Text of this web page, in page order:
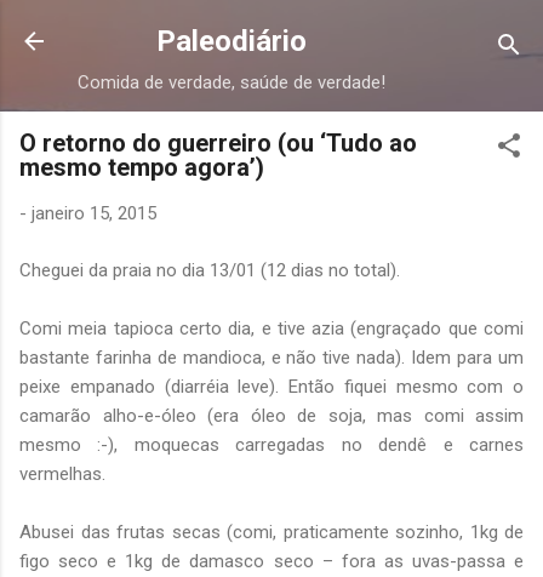
Pular para o conteúdo principal
Paleodiário
Comida de verdade, saúde de verdade!
O retorno do guerreiro (ou ‘Tudo ao
mesmo tempo agora’)
- janeiro 15, 2015
Cheguei da praia no dia 13/01 (12 dias no total).
Comi meia tapioca certo dia, e tive azia (engraçado que comi
bastante farinha de mandioca, e não tive nada). Idem para um
peixe empanado (diarréia leve). Então fiquei mesmo com o
camarão alho-e-óleo (era óleo de soja, mas comi assim
mesmo :-), moquecas carregadas no dendê e carnes
vermelhas.
Abusei das frutas secas (comi, praticamente sozinho, 1kg de
figo seco e 1kg de damasco seco – fora as uvas-passa e